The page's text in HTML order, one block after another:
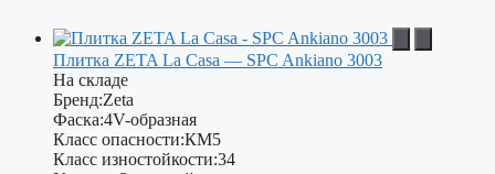
Плитка ZETA La Casa — SPC Ankiano 3003
На складе
Бренд:Zeta
Фаска:4V-образная
Класс опасности:КМ5
Класс изностойкости:34